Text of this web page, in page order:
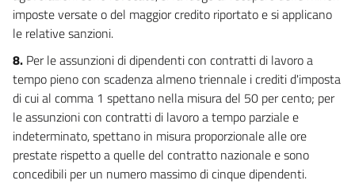
Tabella B
Tabella C
Tabella C
Tabella D
Tabella D
Tabella E
Tabella E
imposte versate o del maggior credito riportato e si applicano
le relative sanzioni.
8. Per le assunzioni di dipendenti con contratti di lavoro a
tempo pieno con scadenza almeno triennale i crediti d'imposta
di cui al comma 1 spettano nella misura del 50 per cento; per
le assunzioni con contratti di lavoro a tempo parziale e
indeterminato, spettano in misura proporzionale alle ore
prestate rispetto a quelle del contratto nazionale e sono
concedibili per un numero massimo di cinque dipendenti.